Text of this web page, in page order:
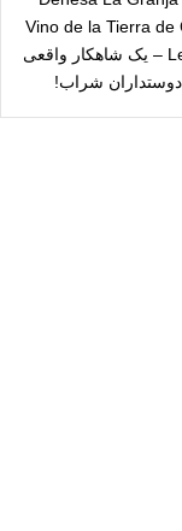
Vino de la Tierra de
Leon 2016 – یک شاهکار واقعی
شراب!